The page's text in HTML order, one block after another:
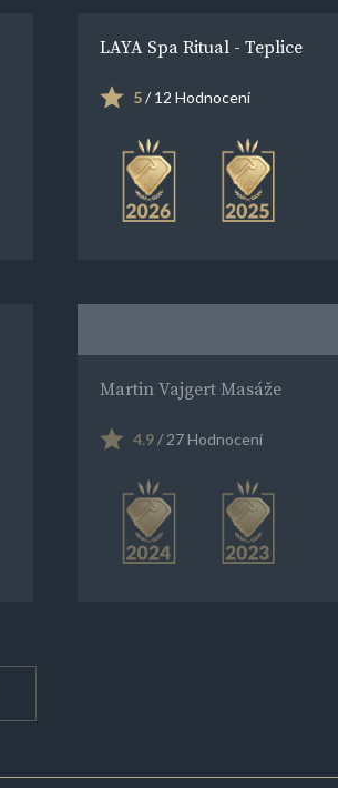
LAYA Spa Ritual - Teplice
5/ 12 Hodnocení
Martin Vajgert Masáže
4.9/ 27 Hodnocení